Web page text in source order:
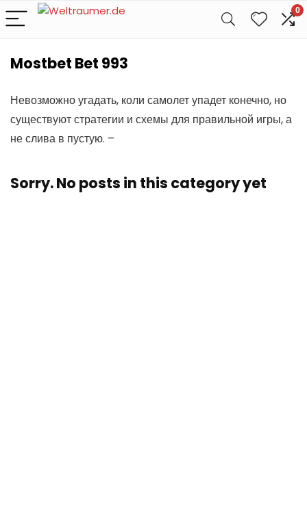
0
Mostbet Bet 993
Невозможно угадать, коли самолет упадет конечно, но
существуют стратегии и схемы для правильной игры, а
не слива в пустую. –
Sorry. No posts in this category yet